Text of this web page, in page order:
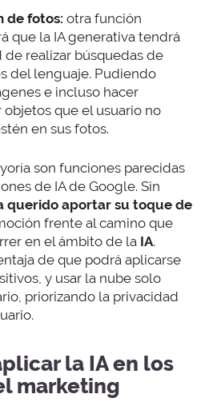
de fotos: otra función
que la IA generativa tendrá
de realizar búsquedas de
del lenguaje. Pudiendo
e incluso hacer
objetos que el usuario no
en sus fotos.
son funciones parecidas
de IA de Google. Sin
querido aportar su toque de
frente al camino que
en el ámbito de la IA.
de que podrá aplicarse
y usar la nube solo
priorizando la privacidad
la IA en los
marketing